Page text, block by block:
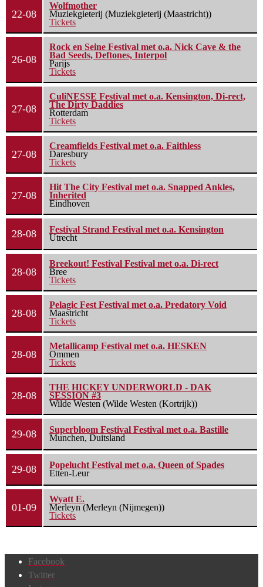
22-08
Wolfmother
Muziekgieterij (Muziekgieterij (Maastricht))
Tickets
26-08
Rock en Seine Festival met o.a. Nick Cave & the
Bad Seeds, Deftones, Interpol
Parijs
Tickets
27-08
CuliNESSE Festival met o.a. Kensington, Di-rect,
The Dirty Daddies
Rotterdam
Tickets
27-08
Creamfields Festival met o.a. Faithless
Daresbury
Tickets
27-08
Hit The City Festival met o.a. Snapped Ankles,
Inherited
Eindhoven
28-08
Festival Strand Festival met o.a. Kensington
Utrecht
28-08
Breekout! Festival Festival met o.a. Di-rect
Bree
Tickets
28-08
Pelagic Fest Festival met o.a. Predatory Void
Maastricht
Tickets
28-08
Metallicamp Festival met o.a. HESKEN
Ommen
Tickets
28-08
THE HICKEY UNDERWORLD - DAK
SESSION #3
Wilde Westen (Wilde Westen (Kortrijk))
29-08
Superbloom Festival Festival met o.a. Bastille
Munchen, Duitsland
29-08
Popelucht Festival met o.a. Queen of Spades
Etten-Leur
01-09
Wyatt E.
Merleyn (Merleyn (Nijmegen))
Tickets
Facebook
Twitter